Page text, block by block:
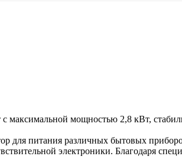
мощностью 2,8 кВт,
для питания различных бытовых
электроники. Благодаря